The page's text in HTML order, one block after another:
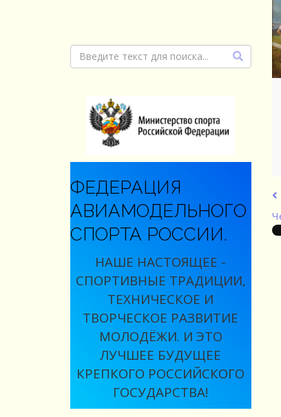
ФЕДЕРАЦИЯ
АВИАМОДЕЛЬНОГО
СПОРТА РОССИИ.
НАШЕ НАСТОЯЩЕЕ -
СПОРТИВНЫЕ ТРАДИЦИИ,
ТЕХНИЧЕСКОЕ И
ТВОРЧЕСКОЕ РАЗВИТИЕ
МОЛОДЁЖИ. И ЭТО
ЛУЧШЕЕ БУДУЩЕЕ
КРЕПКОГО РОССИЙСКОГО
ГОСУДАРСТВА!